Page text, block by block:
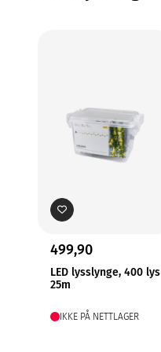
499,90
LED lysslynge, 400 lys
25m
IKKE PÅ NETTLAGER